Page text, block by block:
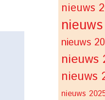
nieuws
nieuws
nieuws
nieuws
nieuws